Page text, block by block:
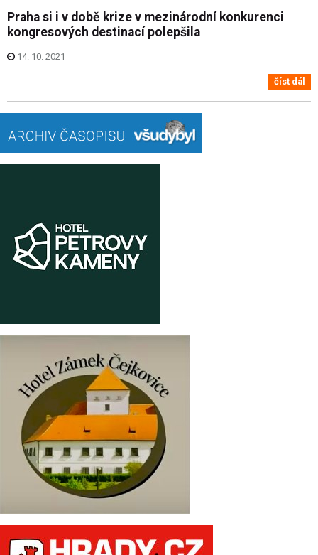
Praha si i v době krize v mezinárodní konkurenci
kongresových destinací polepšila
14. 10. 2021
číst dál